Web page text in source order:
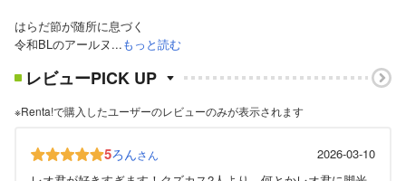
はらだ節が随所に息づく
令和BLのアールヌ...もっと読む
レビューPICK UP
※Renta!で購入したユーザーのレビューのみが表示されます
5ろんさん
2026-03-10